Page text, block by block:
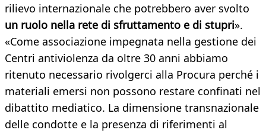
rilievo internazionale che potrebbero aver svolto
un ruolo nella rete di sfruttamento e di stupri».
«Come associazione impegnata nella gestione dei
Centri antiviolenza da oltre 30 anni abbiamo
ritenuto necessario rivolgerci alla Procura perché i
materiali emersi non possono restare confinati nel
dibattito mediatico. La dimensione transnazionale
delle condotte e la presenza di riferimenti al